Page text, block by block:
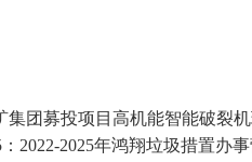
团募投项目高机能智能破裂
2022-2025年鸿翔垃圾措置办